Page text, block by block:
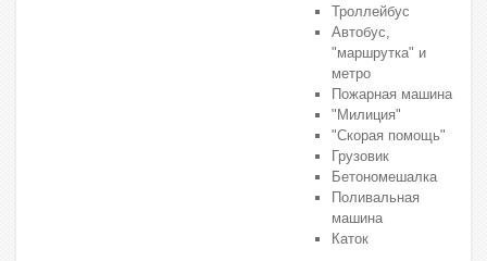
Троллейбус
Автобус,
"маршрутка" и
метро
Пожарная машина
"Милиция"
"Скорая помощь"
Грузовик
Бетономешалка
Поливальная
машина
Каток